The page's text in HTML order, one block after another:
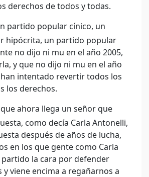
derechos de todos y todas.
partido popular cínico, un
hipócrita, un partido popular
no dijo ni mu en el año 2005,
y que no dijo ni mu en el año
intentado revertir todos los
los derechos.
que ahora llega un señor que
como decía Carla Antonelli,
después de años de lucha,
en los que gente como Carla
la cara por defender
y viene encima a regañarnos a